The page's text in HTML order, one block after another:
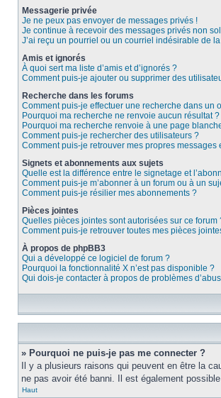
Messagerie privée
Je ne peux pas envoyer de messages privés !
Je continue à recevoir des messages privés non
J’ai reçu un pourriel ou un courriel indésirable de
Amis et ignorés
À quoi sert ma liste d’amis et d’ignorés ?
Comment puis-je ajouter ou supprimer des
Recherche dans les forums
Comment puis-je effectuer une recherche dans un
Pourquoi ma recherche ne renvoie aucun résultat ?
Pourquoi ma recherche renvoie à une page
Comment puis-je rechercher des utilisateurs ?
Comment puis-je retrouver mes propres messages
Signets et abonnements aux sujets
Quelle est la différence entre le signetage et
Comment puis-je m’abonner à un forum ou à un
Comment puis-je résilier mes abonnements ?
Pièces jointes
Quelles pièces jointes sont autorisées sur ce forum
Comment puis-je retrouver toutes mes pièces
À propos de phpBB3
Qui a développé ce logiciel de forum ?
Pourquoi la fonctionnalité X n’est pas disponible ?
Qui dois-je contacter à propos de problèmes
» Pourquoi ne puis-je pas me connecter ?
Il y a plusieurs raisons qui peuvent en être la
ne pas avoir été banni. Il est également
Haut